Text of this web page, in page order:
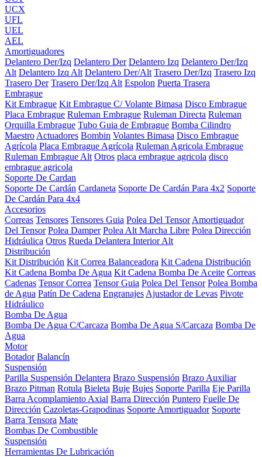
UCX
UFL
UEL
AEL
Amortiguadores
Delantero Der/Izq Delantero Der Delantero Izq Delantero Der/Izq
Alt Delantero Izq Alt Delantero Der/Alt Trasero Der/Izq Trasero Izq
Trasero Der Trasero Der/Izq Alt Espolon Puerta Trasera
Embrague
Kit Embrague Kit Embrague C/ Volante Bimasa Disco Embrague
Placa Embrague Ruleman Embrague Ruleman Directa Ruleman
Orquilla Embrague Tubo Guia de Embrague Bomba Cilindro
Maestro Actuadores Bombin Volantes Bimasa Disco Embrague
Agrícola Placa Embrague Agrícola Ruleman Agricola Embrague
Ruleman Embrague Alt Otros placa embrague agricola disco
embrague agricola
Soporte De Cardan
Soporte De Cardán Cardaneta Soporte De Cardán Para 4x2 Soporte
De Cardán Para 4x4
Accesorios
Correas Tensores Tensores Guia Polea Del Tensor Amortiguador
Del Tensor Polea Damper Polea Alt Marcha Libre Polea Dirección
Hidráulica Otros Rueda Delantera Interior Alt
Distribución
Kit Distribución Kit Correa Balanceadora Kit Cadena Distribución
Kit Cadena Bomba De Agua Kit Cadena Bomba De Aceite Correas
Cadenas Tensor Correa Tensor Guia Polea Del Tensor Polea Bomba
de Agua Patín De Cadena Engranajes Ajustador de Levas Pivote
Hidráulico
Bomba De Agua
Bomba De Agua C/Carcaza Bomba De Agua S/Carcaza Bomba De
Agua
Motor
Botador Balancín
Suspensión
Parilla Suspensión Delantera Brazo Suspensión Brazo Auxiliar
Brazo Pitman Rotula Bieleta Buje Bujes Soporte Parilla Eje Parilla
Barra Acomplamiento Axial Barra Dirección Puntero Fuelle De
Dirección Cazoletas-Grapodinas Soporte Amortiguador Soporte
Barra Tensora Mate
Bombas De Combustible
Suspensión
Herramientas De Lubricación